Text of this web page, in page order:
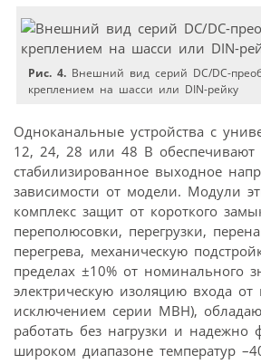
Рис. 4. Внешний вид серий DC/DC-
креплением на шасси или DIN-рейку
Одноканальные устройства с
12, 24, 28 или 48 В обеспечивают
стабилизированное выходное
зависимости от модели. Модули
комплекс защит от короткого
переполюсовки, перегрузки,
перегрева, механическую
пределах ±10% от номинального
электрическую изоляцию входа от
исключением серии MBH),
работать без нагрузки и надежно
широком диапазоне температур